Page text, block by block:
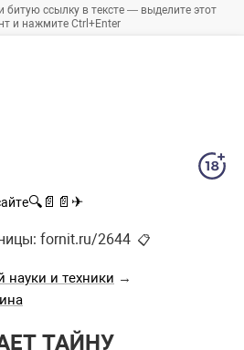
битую ссылку в тексте — выделите этот
и нажмите Ctrl+Enter
🔍 📄 📄 ✈
fornit.ru/2644 📋
и техники →
ТАЙНУ